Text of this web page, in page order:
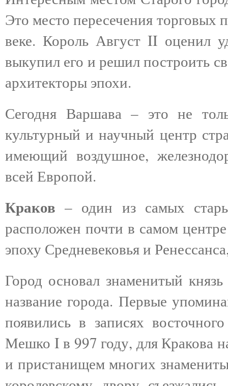
Это место пересечения торговых
веке. Король Август II оценил
выкупил его и решил построить
архитекторы эпохи.
Сегодня Варшава – это не
культурный и научный центр
имеющий воздушное,
всей Европой.
Краков – один из самых
расположен почти в самом
эпоху Средневековья и
Город основал знаменитый
название города. Первые
появились в записях
Мешко I в 997 году, для Кракова
и пристанищем многих